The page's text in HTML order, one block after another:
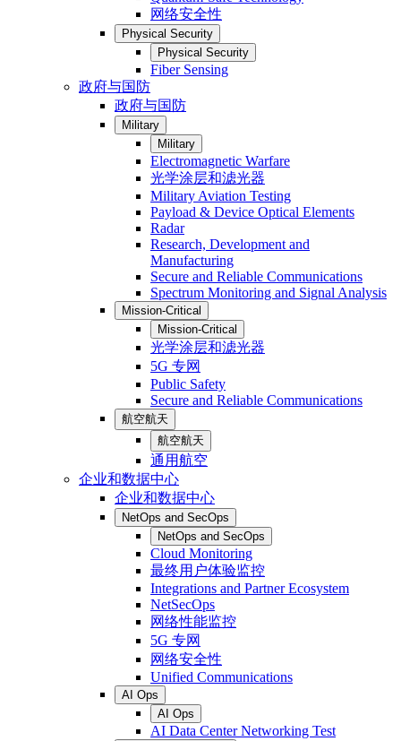
网络安全性
Physical Security
Physical Security
Fiber Sensing
政府与国防
政府与国防
Military
Military
Electromagnetic Warfare
光学涂层和滤光器
Military Aviation Testing
Payload & Device Optical Elements
Radar
Research, Development and
Manufacturing
Secure and Reliable Communications
Spectrum Monitoring and Signal Analysis
Mission-Critical
Mission-Critical
光学涂层和滤光器
5G 专网
Public Safety
Secure and Reliable Communications
航空航天
航空航天
通用航空
企业和数据中心
企业和数据中心
NetOps and SecOps
NetOps and SecOps
Cloud Monitoring
最终用户体验监控
Integrations and Partner Ecosystem
NetSecOps
网络性能监控
5G 专网
网络安全性
Unified Communications
AI Ops
AI Ops
AI Data Center Networking Test